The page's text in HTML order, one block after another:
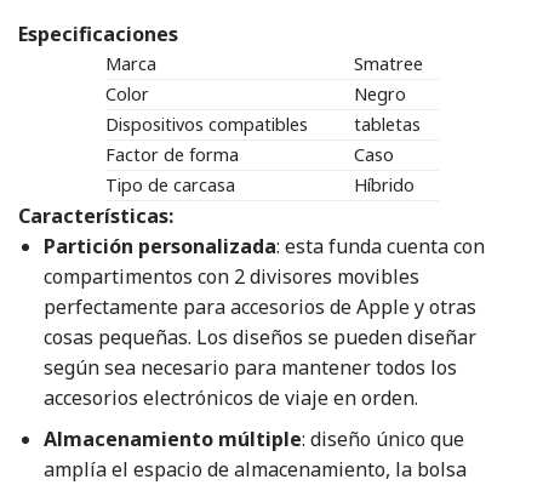
Especificaciones
Marca
Smatree
Color
Negro
Dispositivos compatibles
tabletas
Factor de forma
Caso
Tipo de carcasa
Híbrido
Características:
Partición personalizada: esta funda cuenta con
compartimentos con 2 divisores movibles
perfectamente para accesorios de Apple y otras
cosas pequeñas. Los diseños se pueden diseñar
según sea necesario para mantener todos los
accesorios electrónicos de viaje en orden.
Almacenamiento múltiple: diseño único que
amplía el espacio de almacenamiento, la bolsa